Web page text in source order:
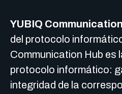
YUBIQ
del protocolo
Communication Hub es
protocolo informático:
integridad de la